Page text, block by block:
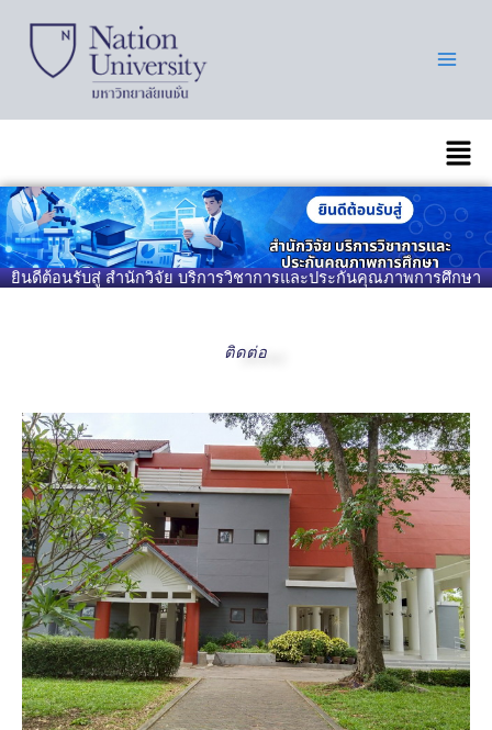
content
เมนู
ยินดีต้อนรับสู่ สำนักวิจัย บริการวิชาการและประกันคุณภาพการศึกษา
ติดต่อ